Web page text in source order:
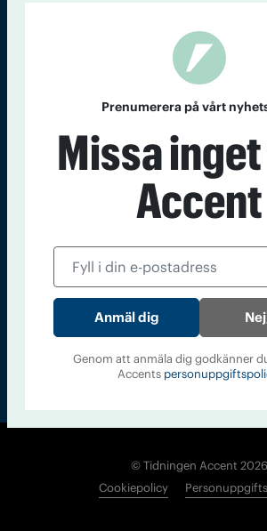
Chefredaktör och ansvarig utgivare:
barbro@a4.se.
Kontakt Om Tidningen
Läs tidigare
Accent
© Tidningen Accent 2026
Cookiepolicy
Prenumerera på vårt
Missa
Accent
Genom att anmäla dig godkänner
Accents